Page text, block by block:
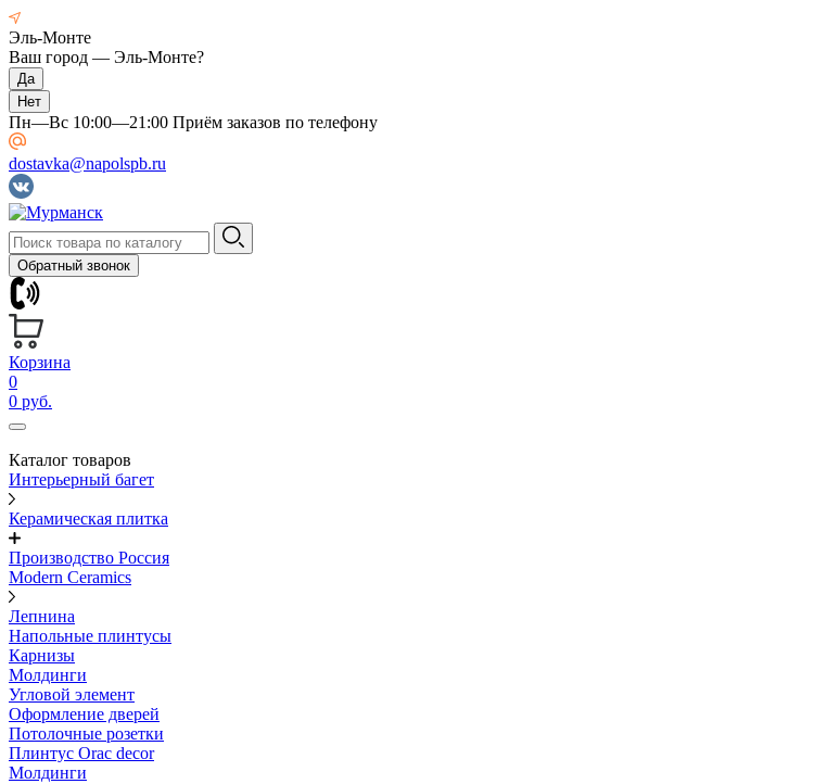
Эль-Монте
Ваш город — Эль-Монте?
Пн—Вс 10:00—21:00 Приём заказов по телефону
dostavka@napolspb.ru
Обратный звонок
Корзина
0
0 руб.
Каталог товаров
Интерьерный багет
Керамическая плитка
Производство Россия
Modern Ceramics
Лепнина
Напольные плинтусы
Карнизы
Молдинги
Угловой элемент
Оформление дверей
Потолочные розетки
Плинтус Orac decor
Молдинги